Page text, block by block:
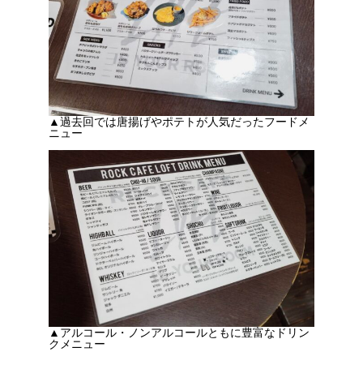
▲過去回では唐揚げやポテトが人気だったフードメ
ニュー
▲アルコール・ノンアルコールともに豊富なドリン
クメニュー